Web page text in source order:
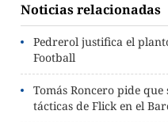
Noticias relacionadas
Pedrerol justifica el
Football
Tomás Roncero pide
tácticas de Flick en el